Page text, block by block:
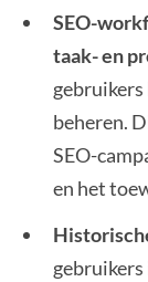
SEO-
taak- en
beheren.
SEO-
en het